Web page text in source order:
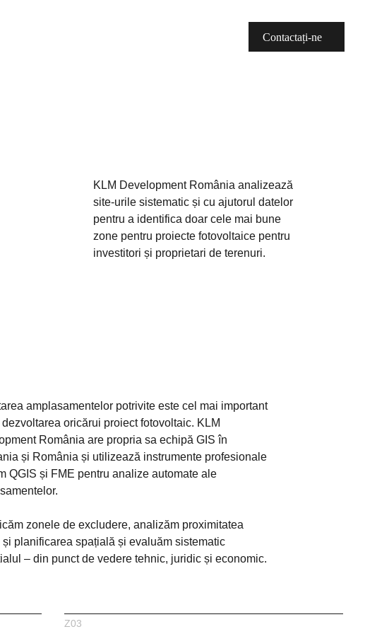
Contactați-ne
KLM Development România analizează
site-urile sistematic și cu ajutorul datelor
pentru a identifica doar cele mai bune
zone pentru proiecte fotovoltaice pentru
investitori și proprietari de terenuri.
amplasamentelor potrivite este cel mai important
oricărui proiect fotovoltaic. KLM
România are propria sa echipă GIS în
și România și utilizează instrumente profesionale
QGIS și FME pentru analize automate ale
zonele de excludere, analizăm proximitatea
și planificarea spațială și evaluăm sistematic
– din punct de vedere tehnic, juridic și economic.
Z03